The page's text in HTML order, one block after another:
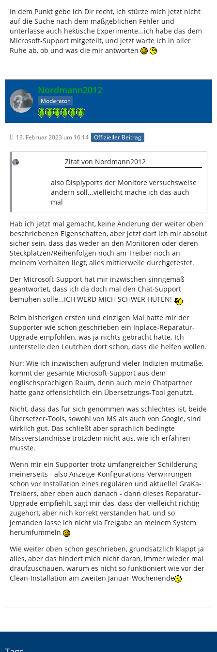
In dem Punkt gebe ich Dir recht, ich stürze mich jetzt nicht
auf die Suche nach dem maßgeblichen Fehler und
unterlasse auch hektische Experimente...ich habe das dem
Microsoft-Support mitgeteilt, und jetzt warte ich in aller
Ruhe ab, ob und was die mir antworten
Nordmann2012
Moderator
13. Februar 2023 um 16:14 Offizieller Beitrag
Zitat von Nordmann2012
also Displyports der Monitore versuchsweise
ändern soll...vielleicht mache ich das auch
mal
Hab ich jetzt mal gemacht, keine Änderung der weiter oben
beschriebenen Eigenschaften, aber jetzt darf ich mir absolut
sicher sein, dass das weder an den Monitoren oder deren
Steckplätzen/Reihenfolgen noch am Treiber noch an
meinem Verhalten liegt, alles mittlerweile durchgetestet.
Der Microsoft-Support hat mir inzwischen sinngemäß
geantwortet, dass ich da doch mal den Chat-Support
bemühen solle...ICH WERD MICH SCHWER HÜTEN!
Beim bisherigen ersten und einzigen Mal hatte mir der
Supporter wie schon geschrieben ein Inplace-Reparatur-
Upgrade empfohlen, was ja nichts gebracht hatte. Ich
unterstelle den Leutchen dort schon, dass die helfen wollen.
Nur: Wie ich inzwischen aufgrund vieler Indizien mutmaße,
kommt der gesamte Microsoft-Support aus dem
englischsprachigen Raum, denn auch mein Chatpartner
hatte ganz offensichtlich ein Übersetzungs-Tool genutzt.
Nicht, dass das für sich genommen was schlechtes ist, beide
Übersetzer-Tools, sowohl von MS als auch von Google, sind
wirklich gut. Das schließt aber sprachlich bedingte
Missverständnisse trotzdem nicht aus, wie ich erfahren
musste.
Wenn mir ein Supporter trotz umfangreicher Schilderung
meinerseits - also Anzeige-Konfigurations-Verwirrungen
schon vor Installation eines regulären und aktuellel GraKa-
Treibers, aber eben auch danach - dann dieses Reparatur-
Upgrade empfiehlt, sagt mir das, dass der vielleicht richtig
zugehört, aber nich korrekt verstanden hat, und so
jemanden lasse ich nicht via Freigabe an meinem System
herumfummeln
Wie weiter oben schon geschrieben, grundsätzlich klappt ja
alles, aber das hindert mich nicht daran, immer wieder mal
draufzuschauen, warum es nicht so funktioniert wie vor der
Clean-Installation am zweiten Januar-Wochenende